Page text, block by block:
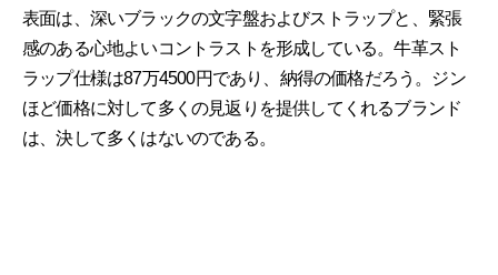
表面は、深いブラックの文字盤およびストラップと、緊張
感のある心地よいコントラストを形成している。牛革スト
ラップ仕様は87万4500円であり、納得の価格だろう。ジン
ほど価格に対して多くの見返りを提供してくれるブランド
は、決して多くはないのである。